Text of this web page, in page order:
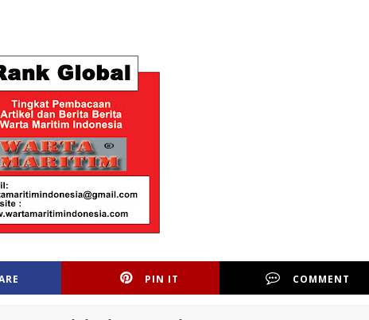
PIN IT COMMENT